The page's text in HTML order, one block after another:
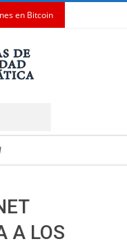
en Bitcoin
A LOS